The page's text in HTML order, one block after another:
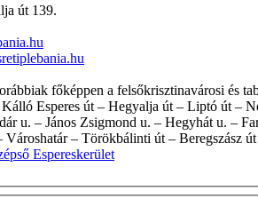
út 139.
től, a korábbiak főképpen a
u. – János Zsigmond u. – Hegyhát u. –
– Törökbálinti út – Beregszász
Espereskerület